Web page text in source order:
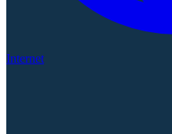
Internet